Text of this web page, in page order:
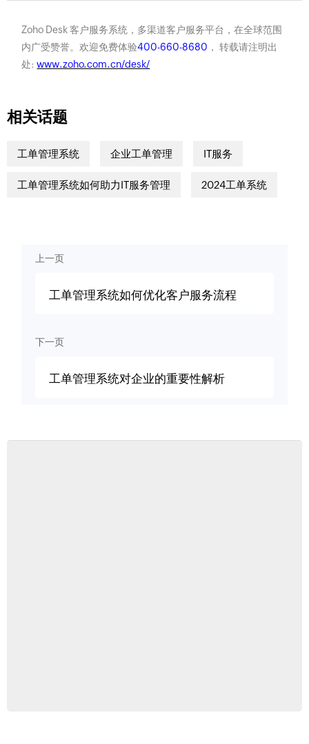
Zoho Desk 客户服务系统，多渠道客户服务平台，在全球范围
内广受赞誉。欢迎免费体验400-660-8680 ， 转载请注明出
处:www.zoho.com.cn/desk/
相关话题
工单管理系统 企业工单管理 IT服务
工单管理系统如何助力IT服务管理 2024工单系统
上一页
工单管理系统如何优化客户服务流程
下一页
工单管理系统对企业的重要性解析